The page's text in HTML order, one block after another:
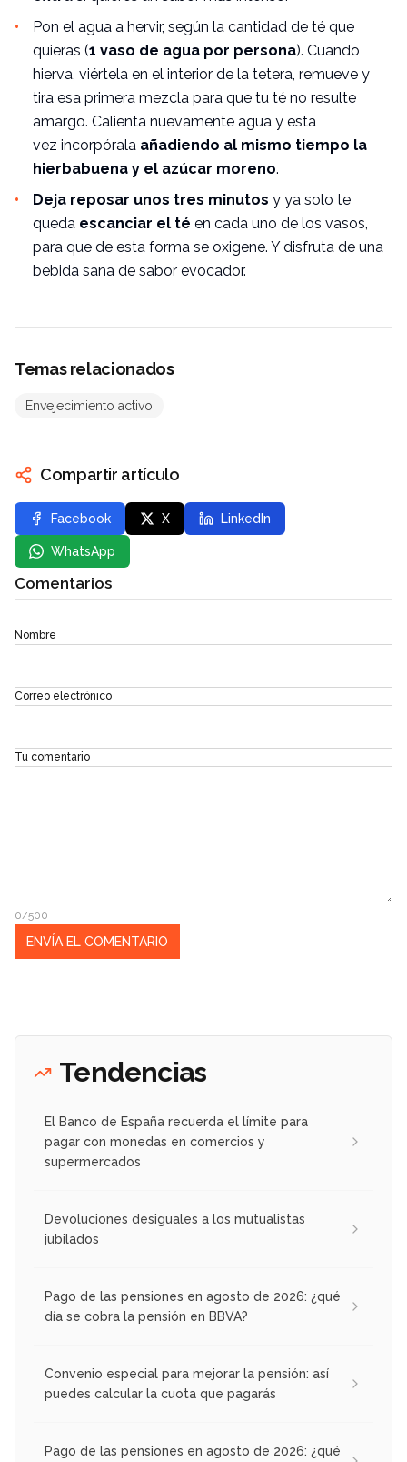
Pon el agua a hervir, según la cantidad de té que
quieras (1 vaso de agua por persona). Cuando
hierva, viértela en el interior de la tetera, remueve y
tira esa primera mezcla para que tu té no resulte
amargo. Calienta nuevamente agua y esta
vez incorpórala añadiendo al mismo tiempo la
hierbabuena y el azúcar moreno.
Deja reposar unos tres minutos y ya solo te
queda escanciar el té en cada uno de los vasos,
para que de esta forma se oxigene. Y disfruta de una
bebida sana de sabor evocador.
Temas relacionados
Envejecimiento activo
Compartir artículo
Facebook X LinkedIn
WhatsApp
Comentarios
Nombre
Correo electrónico
Tu comentario
0/500
Tendencias
El Banco de España recuerda el límite para
pagar con monedas en comercios y
supermercados
Devoluciones desiguales a los mutualistas
jubilados
Pago de las pensiones en agosto de 2026: ¿qué
día se cobra la pensión en BBVA?
Convenio especial para mejorar la pensión: así
puedes calcular la cuota que pagarás
Pago de las pensiones en agosto de 2026: ¿qué